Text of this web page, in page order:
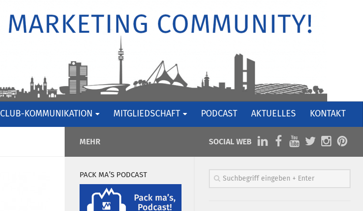
CLUB-KOMMUNIKATION MITGLIEDSCHAFT PODCAST AKTUELLES KONTAKT
SOCIAL WEB
MEHR
PACK MA’S PODCAST